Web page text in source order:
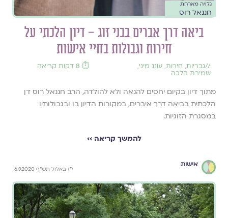
גלויה מארחת
חננאל רוס
ביאה דרך אברים בבני זוג – דיון הלכתי על
חירות וגבולות בחיי אישות
//גבריות, חירות, עונג מיני,
שמירת הלכה
⏱️ 8 דקות קריאה
מתוך דיון בקיום יחסים להנאה ולא להולדה, הרב חננאל רוס דן
הלכתית בביאה דרך איברים, במקורות הדיון בו ובגבולותיו
במסגרת הזוגיות.
להמשך קריאה ››
אישות
י"ז באלול תש"ף 6.9.2020